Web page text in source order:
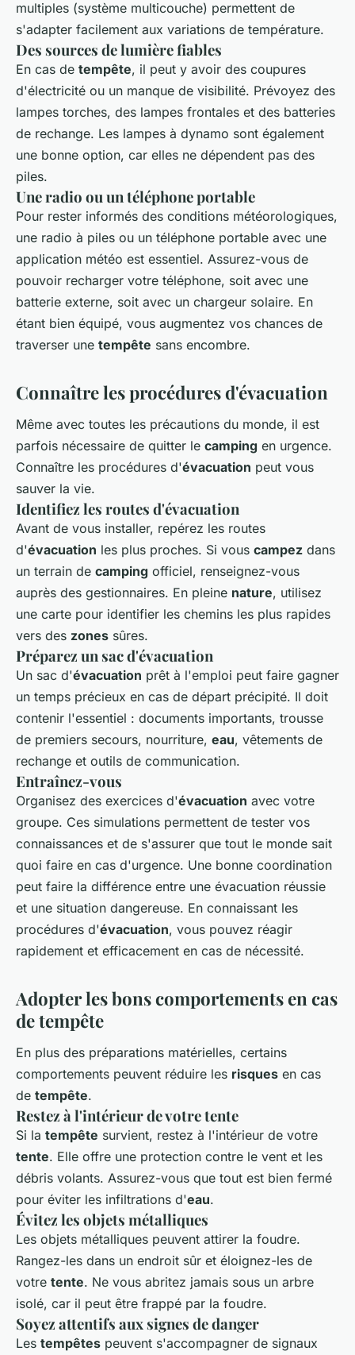
multiples (système multicouche) permettent de
s'adapter facilement aux variations de température.
Des sources de lumière fiables
En cas de tempête, il peut y avoir des coupures
d'électricité ou un manque de visibilité. Prévoyez des
lampes torches, des lampes frontales et des batteries
de rechange. Les lampes à dynamo sont également
une bonne option, car elles ne dépendent pas des
piles.
Une radio ou un téléphone portable
Pour rester informés des conditions météorologiques,
une radio à piles ou un téléphone portable avec une
application météo est essentiel. Assurez-vous de
pouvoir recharger votre téléphone, soit avec une
batterie externe, soit avec un chargeur solaire. En
étant bien équipé, vous augmentez vos chances de
traverser une tempête sans encombre.
Connaître les procédures d'évacuation
Même avec toutes les précautions du monde, il est
parfois nécessaire de quitter le camping en urgence.
Connaître les procédures d'évacuation peut vous
sauver la vie.
Identifiez les routes d'évacuation
Avant de vous installer, repérez les routes
d'évacuation les plus proches. Si vous campez dans
un terrain de camping officiel, renseignez-vous
auprès des gestionnaires. En pleine nature, utilisez
une carte pour identifier les chemins les plus rapides
vers des zones sûres.
Préparez un sac d'évacuation
Un sac d'évacuation prêt à l'emploi peut faire gagner
un temps précieux en cas de départ précipité. Il doit
contenir l'essentiel : documents importants, trousse
de premiers secours, nourriture, eau, vêtements de
rechange et outils de communication.
Entraînez-vous
Organisez des exercices d'évacuation avec votre
groupe. Ces simulations permettent de tester vos
connaissances et de s'assurer que tout le monde sait
quoi faire en cas d'urgence. Une bonne coordination
peut faire la différence entre une évacuation réussie
et une situation dangereuse. En connaissant les
procédures d'évacuation, vous pouvez réagir
rapidement et efficacement en cas de nécessité.
Adopter les bons comportements en cas
de tempête
En plus des préparations matérielles, certains
comportements peuvent réduire les risques en cas
de tempête.
Restez à l'intérieur de votre tente
Si la tempête survient, restez à l'intérieur de votre
tente. Elle offre une protection contre le vent et les
débris volants. Assurez-vous que tout est bien fermé
pour éviter les infiltrations d'eau.
Évitez les objets métalliques
Les objets métalliques peuvent attirer la foudre.
Rangez-les dans un endroit sûr et éloignez-les de
votre tente. Ne vous abritez jamais sous un arbre
isolé, car il peut être frappé par la foudre.
Soyez attentifs aux signes de danger
Les tempêtes peuvent s'accompagner de signaux